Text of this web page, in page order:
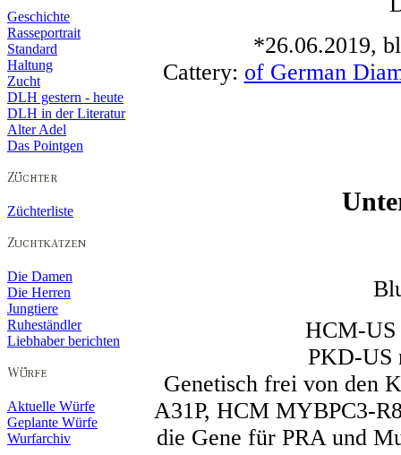
Geschichte
Rasseportrait
Standard
Haltung
Zucht
DLH gestern - heute
DLH in der Literatur
Alter Adel
Das Pointgen
Züchterliste
Die Damen
Die Herren
Jungtiere
Ruheständler
Liebhaber berichten
Aktuelle Würfe
Geplante Würfe
Wurfarchiv
*26.06.2019,
Cattery: of German
HCM-US
PKD-US
Genetisch frei von den
A31P, HCM MYBPC3-
die Gene für PRA und